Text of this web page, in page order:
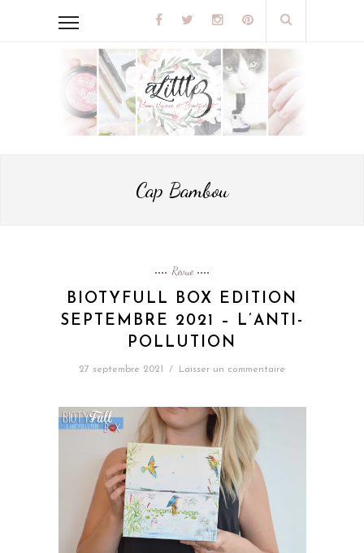
Cap Bambou
Revue
BIOTYFULL BOX EDITION
SEPTEMBRE 2021 – L’ANTI-
POLLUTION
27 septembre 2021 / Laisser un commentaire